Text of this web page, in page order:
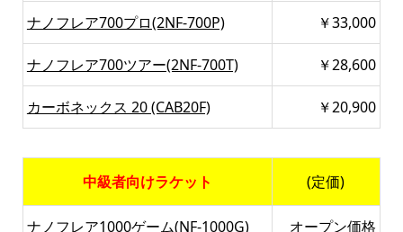
ナノフレア700プロ(2NF-700P) ￥33,000
ナノフレア700ツアー(2NF-700T) ￥28,600
カーボネックス 20 (CAB20F) ￥20,900
中級者向けラケット (定価)
ナノフレア1000ゲーム(NF-1000G) オープン価格